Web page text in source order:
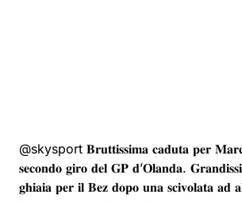
@skysport 𝐁𝐫𝐮𝐭𝐭𝐢𝐬𝐬𝐢𝐦𝐚 𝐜𝐚𝐝𝐮𝐭𝐚 𝐩𝐞𝐫
𝐬𝐞𝐜𝐨𝐧𝐝𝐨 𝐠𝐢𝐫𝐨 𝐝𝐞𝐥 𝐆𝐏 𝐝’𝐎𝐥𝐚𝐧𝐝𝐚.
𝐠𝐡𝐢𝐚𝐢𝐚 𝐩𝐞𝐫 𝐢𝐥 𝐁𝐞𝐳 𝐝𝐨𝐩𝐨 𝐮𝐧𝐚 𝐬𝐜𝐢𝐯𝐨𝐥𝐚𝐭𝐚 𝐚𝐝